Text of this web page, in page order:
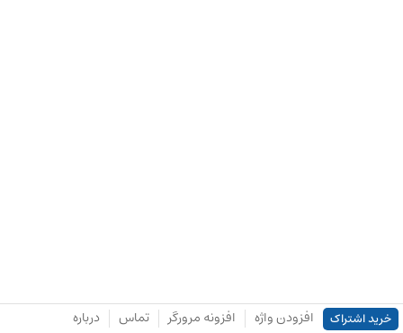
خرید اشتراک افزودن واژه افزونه مرورگر تماس درباره